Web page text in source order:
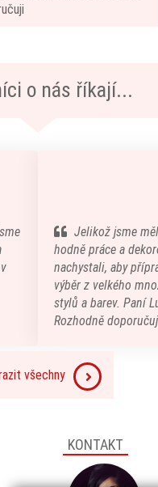
o nás říkají...
Jelikož jsme
hodně práce a
nachystali, aby
výběr z velkého
stylů a barev. Paní
Rozhodně
všechny
KONTAKT